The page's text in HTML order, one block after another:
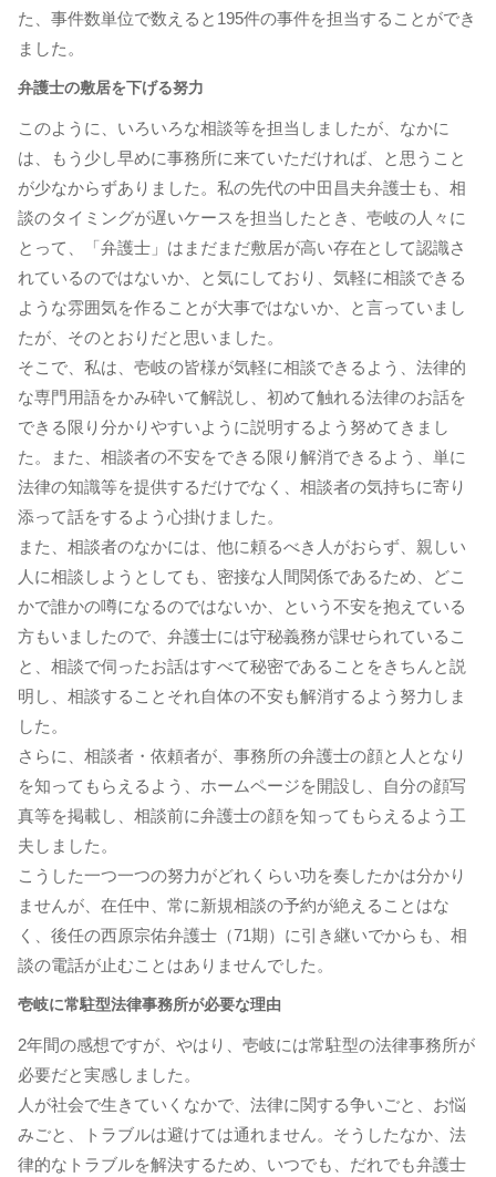
た、事件数単位で数えると195件の事件を担当することができ
ました。
弁護士の敷居を下げる努力
このように、いろいろな相談等を担当しましたが、なかに
は、もう少し早めに事務所に来ていただければ、と思うこと
が少なからずありました。私の先代の中田昌夫弁護士も、相
談のタイミングが遅いケースを担当したとき、壱岐の人々に
とって、「弁護士」はまだまだ敷居が高い存在として認識さ
れているのではないか、と気にしており、気軽に相談できる
ような雰囲気を作ることが大事ではないか、と言っていまし
たが、そのとおりだと思いました。
そこで、私は、壱岐の皆様が気軽に相談できるよう、法律的
な専門用語をかみ砕いて解説し、初めて触れる法律のお話を
できる限り分かりやすいように説明するよう努めてきまし
た。また、相談者の不安をできる限り解消できるよう、単に
法律の知識等を提供するだけでなく、相談者の気持ちに寄り
添って話をするよう心掛けました。
また、相談者のなかには、他に頼るべき人がおらず、親しい
人に相談しようとしても、密接な人間関係であるため、どこ
かで誰かの噂になるのではないか、という不安を抱えている
方もいましたので、弁護士には守秘義務が課せられているこ
と、相談で伺ったお話はすべて秘密であることをきちんと説
明し、相談することそれ自体の不安も解消するよう努力しま
した。
さらに、相談者・依頼者が、事務所の弁護士の顔と人となり
を知ってもらえるよう、ホームページを開設し、自分の顔写
真等を掲載し、相談前に弁護士の顔を知ってもらえるよう工
夫しました。
こうした一つ一つの努力がどれくらい功を奏したかは分かり
ませんが、在任中、常に新規相談の予約が絶えることはな
く、後任の西原宗佑弁護士（71期）に引き継いでからも、相
談の電話が止むことはありませんでした。
壱岐に常駐型法律事務所が必要な理由
2年間の感想ですが、やはり、壱岐には常駐型の法律事務所が
必要だと実感しました。
人が社会で生きていくなかで、法律に関する争いごと、お悩
みごと、トラブルは避けては通れません。そうしたなか、法
律的なトラブルを解決するため、いつでも、だれでも弁護士